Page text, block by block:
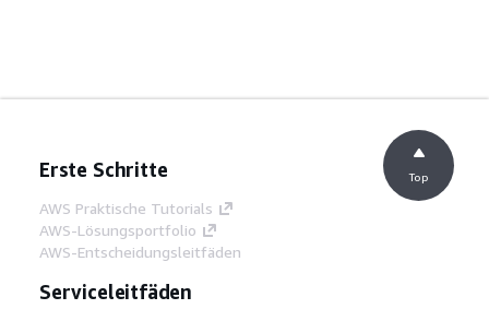
Erste Schritte
AWS Praktische Tutorials
AWS-Lösungsportfolio
AWS-Entscheidungsleitfäden
Serviceleitfäden
Top